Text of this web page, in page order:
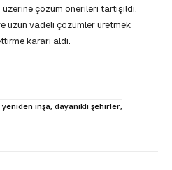
çözüm önerileri tartışıldı.
uzun vadeli çözümler üretmek
kararı aldı.
inşa, dayanıklı şehirler,